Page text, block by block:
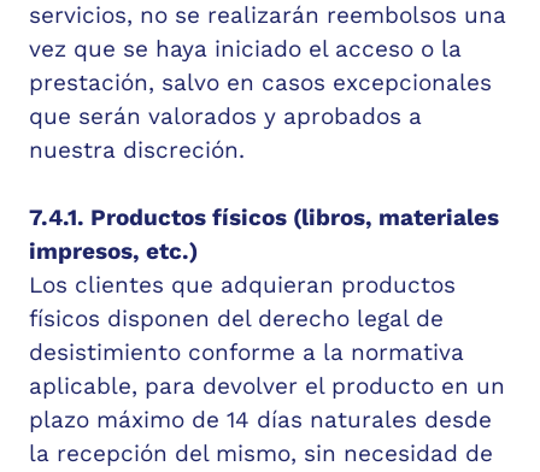
servicios, no se realizarán reembolsos una
vez que se haya iniciado el acceso o la
prestación, salvo en casos excepcionales
que serán valorados y aprobados a
nuestra discreción.
7.4.1. Productos físicos (libros, materiales
impresos, etc.)
Los clientes que adquieran productos
físicos disponen del derecho legal de
desistimiento conforme a la normativa
aplicable, para devolver el producto en un
plazo máximo de 14 días naturales desde
la recepción del mismo, sin necesidad de